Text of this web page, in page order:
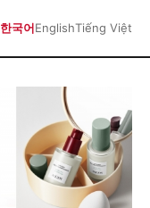
한국어EnglishTiếng Việt